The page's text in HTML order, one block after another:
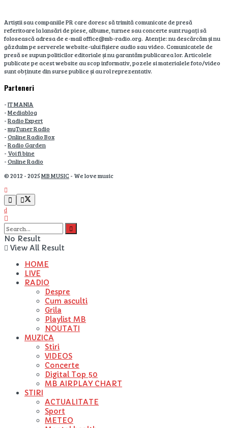
Artiștii sau companiile PR care doresc să trimită comunicate de presă
referitoare la lansări de piese, albume, turnee sau concerte sunt rugați să
folosească adresa de e-mail office@mb-radio.org. Atenție: nu descărcăm și nu
găzduim pe serverele website-ului fișiere audio sau video. Comunicatele de
presă se supun politicilor editoriale și nu garantăm publicarea lor. Articolele
publicate pe acest website au scop informativ, pozele si materialele foto/video
sunt obținute din surse publice și au rol reprezentativ.
Parteneri
-IT MANIA
-Mediablog
-Radio Expert
-myTuner Radio
-Online Radio Box
-Radio Garden
- Voi fi bine
-Online Radio
© 2012 - 2025MB MUSIC- We love music
No Result
View All Result
HOME
LIVE
RADIO
Despre
Cum asculti
Grila
Playlist MB
NOUTATI
MUZICA
Stiri
VIDEOS
Concerte
Digital Top 50
MB AIRPLAY CHART
STIRI
ACTUALITATE
Sport
METEO